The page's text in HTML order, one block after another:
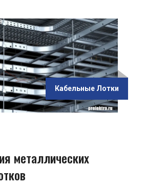
Кабельные Лотки
металлических